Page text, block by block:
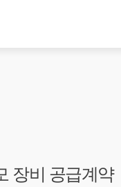
장비 공급계약